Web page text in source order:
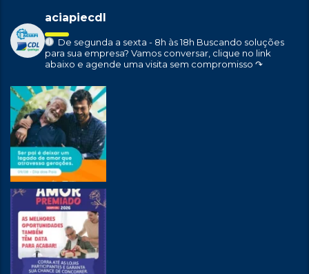
aciapiecdl
De segunda a sexta - 8h às 18h Buscando soluções
para sua empresa? Vamos conversar, clique no link
abaixo e agende uma visita sem compromisso ↷